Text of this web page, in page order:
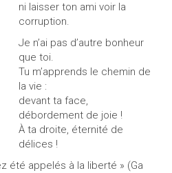
ni laisser ton ami voir la
corruption.
Je n’ai pas d’autre bonheur
que toi.
Tu m’apprends le chemin de
la vie :
devant ta face,
débordement de joie !
À ta droite, éternité de
délices !
été appelés à la liberté » (Ga